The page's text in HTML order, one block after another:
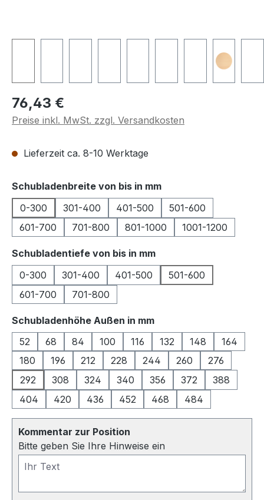
Regulärer Preis:
76,43 €
Preise inkl. MwSt. zzgl. Versandkosten
Lieferzeit ca. 8-10 Werktage
Schubladenbreite von bis in mmauswählen
0-300
301-400 401-500
501-600
601-700
701-800 801-1000 1001-1200
Schubladentiefe von bis in mmauswählen
0-300
301-400 401-500
501-600
601-700
701-800
Schubladenhöhe Außen in mmauswählen
52
68 84 100 116 132 148
164
180
196 212 228 244 260
276
292
308 324 340 356 372
388
404
420 436 452 468 484
Kommentar zur Position
Bitte geben Sie Ihre Hinweise ein